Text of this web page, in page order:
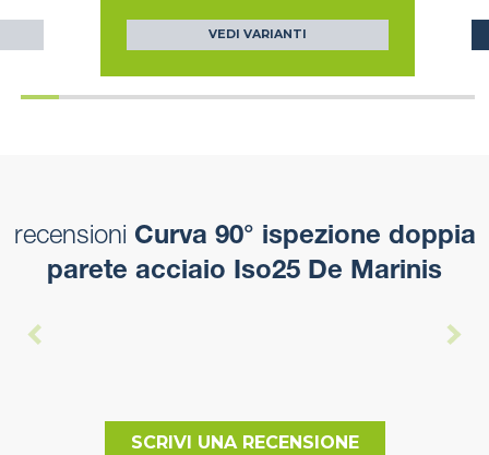
VEDI VARIANTI
recensioni Curva 90° ispezione doppia
parete acciaio Iso25 De Marinis
SCRIVI UNA RECENSIONE